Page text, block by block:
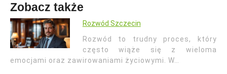
Zobacz także
Rozwód Szczecin
Rozwód to trudny proces, który
często wiąże się z wieloma
emocjami oraz zawirowaniami życiowymi. W…